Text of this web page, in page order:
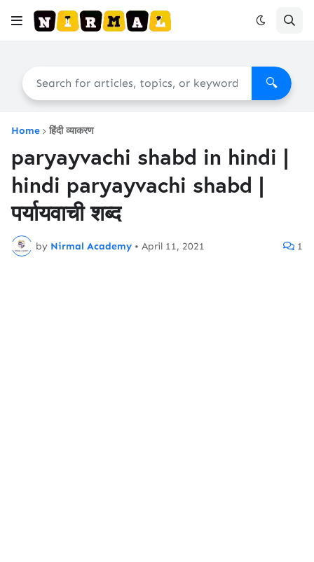
🔍
Home हिंदी व्याकरण
paryayvachi shabd in hindi |
hindi paryayvachi shabd |
पर्यायवाची शब्द
by Nirmal Academy • April 11, 2021 1